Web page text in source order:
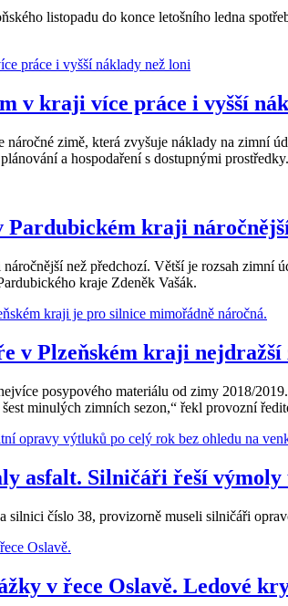
listopadu do konce letošního ledna
v kraji více práce i vyšší
zimě, která zvyšuje náklady na zimní
a hospodaření s dostupnými prostředky.
kraji
než předchozí. Větší je rozsah
kraje Zdeněk Vašák.
v Plzeňském kraji nejdražší
posypového materiálu od zimy 2018/
minulých zimních sezon,“ řekl provozní
asfalt. Silničáři řeší výmoly
číslo 38, provizorně museli silničáři
v řece Oslavě. Ledové